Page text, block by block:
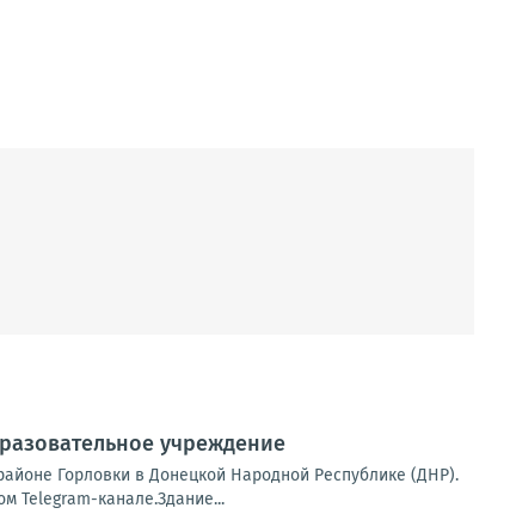
учреждение
Горловки в Донецкой Народной Республике (ДНР).
Telegram-канале.Здание...